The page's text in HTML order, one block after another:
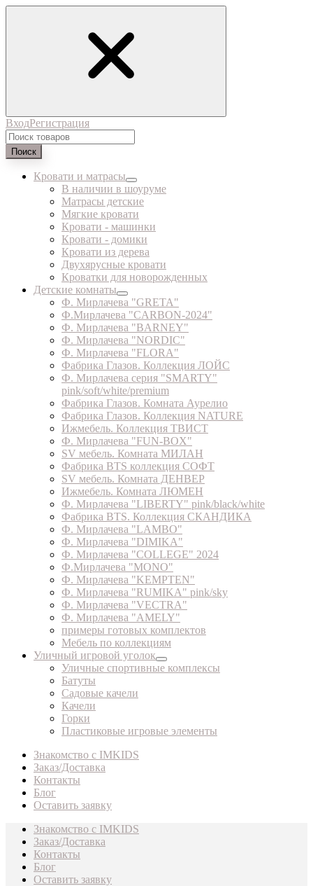
ВходРегистрация
Поиск
Кровати и матрасы
В наличии в шоуруме
Матрасы детские
Мягкие кровати
Кровати - машинки
Кровати - домики
Кровати из дерева
Двухярусные кровати
Кроватки для новорожденных
Детские комнаты
Ф. Мирлачева "GRETA"
Ф.Мирлачева "CARBON-2024"
Ф. Мирлачева "BARNEY"
Ф. Мирлачева "NORDIC"
Ф. Мирлачева "FLORA"
Фабрика Глазов. Коллекция ЛОЙС
Ф. Мирлачева серия "SMARTY"
pink/soft/white/premium
Фабрика Глазов. Комната Аурелио
Фабрика Глазов. Коллекция NATURE
Ижмебель. Коллекция ТВИСТ
Ф. Мирлачева "FUN-BOX"
SV мебель. Комната МИЛАН
Фабрика BTS коллекция СОФТ
SV мебель. Комната ДЕНВЕР
Ижмебель. Комната ЛЮМЕН
Ф. Мирлачева "LIBERTY" pink/black/white
Фабрика BTS. Коллекция СКАНДИКА
Ф. Мирлачева "LAMBO"
Ф. Мирлачева "DIMIKA"
Ф. Мирлачева "COLLEGE" 2024
Ф.Мирлачева "MONO"
Ф. Мирлачева "KEMPTEN"
Ф. Мирлачева "RUMIKA" pink/sky
Ф. Мирлачева "VECTRA"
Ф. Мирлачева "AMELY"
примеры готовых комплектов
Мебель по коллекциям
Уличный игровой уголок
Уличные спортивные комплексы
Батуты
Садовые качели
Качели
Горки
Пластиковые игровые элементы
Знакомство с IMKIDS
Заказ/Доставка
Контакты
Блог
Оставить заявку
Знакомство с IMKIDS
Заказ/Доставка
Контакты
Блог
Оставить заявку